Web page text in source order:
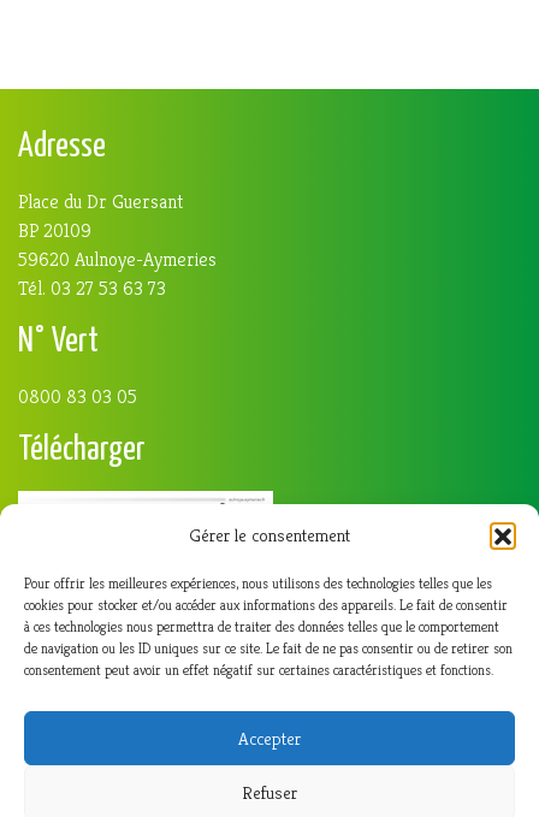
Gérer le consentement
Pour offrir les meilleures expériences, nous utilisons des technologies telles que les
cookies pour stocker et/ou accéder aux informations des appareils. Le fait de consentir
à ces technologies nous permettra de traiter des données telles que le comportement
de navigation ou les ID uniques sur ce site. Le fait de ne pas consentir ou de retirer son
consentement peut avoir un effet négatif sur certaines caractéristiques et fonctions.
Accepter
Refuser
Adresse
Place du Dr Guersant
BP 20109
59620 Aulnoye-Aymeries
Tél. 03 27 53 63 73
N° Vert
0800 83 03 05
Télécharger